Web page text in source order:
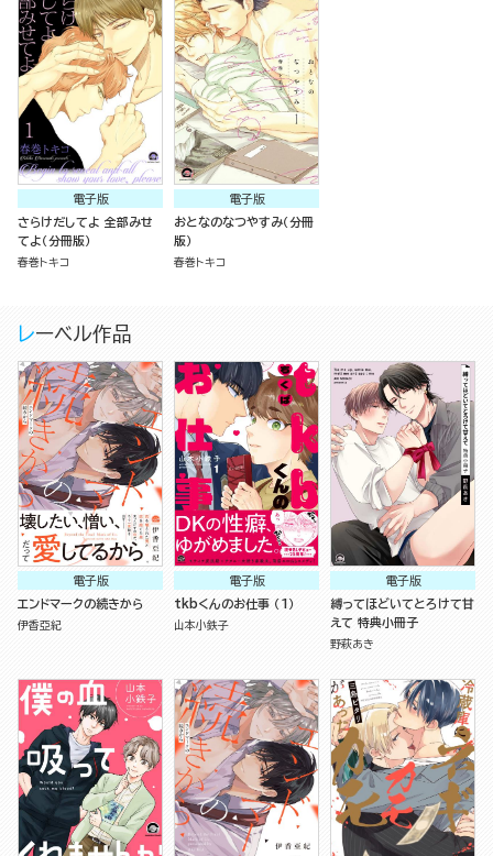
電子版
さらけだしてよ 全部みせ
てよ（分冊版）
春巻トキコ
電子版
おとなのなつやすみ（分冊
版）
春巻トキコ
レーベル作品
電子版
エンドマークの続きから
伊香亞紀
電子版
tkbくんのお仕事 （1）
山本小鉄子
電子版
縛ってほどいてとろけて甘
えて 特典小冊子
野萩あき